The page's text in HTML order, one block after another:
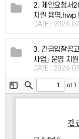
2. 제안요청서
지원 용역.hwp
DATE : 2024-
3. 긴급입찰공
사업」 운영 지
DATE : 2024-